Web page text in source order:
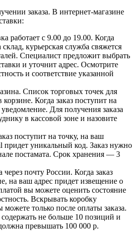
заказа. В интернет-магазине
работает с 9.00 до 19.00. Когда
курьерская служба свяжется
Специалист предложит выбрать
и уточнит адрес. Осмотрите
и соответствие указанной
Список торговых точек для
Когда заказ поступит на
Для получения заказа
в кассовой зоне и назовите
поступит на точку, на ваш
придет уникальный код. Заказ нужно
постамата. Срок хранения — 3
через почту России. Когда заказ
на ваш адрес придет извещение о
вы можете оценить состояние
Вскрывать коробку
можете только после оплаты заказа.
не больше 10 позиций и
превышать 100 000 р.